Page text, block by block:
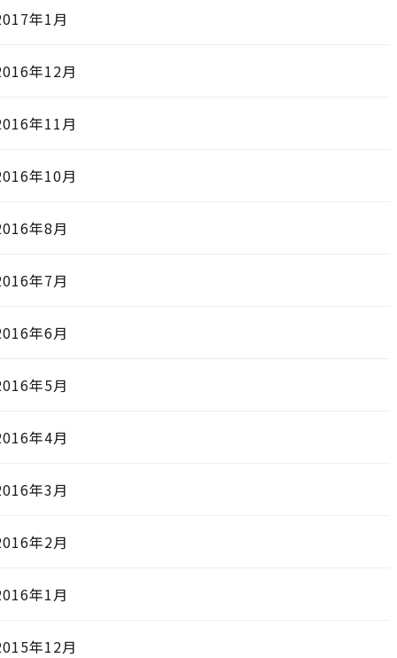
年1月
年12月
年11月
年10月
年8月
年7月
年6月
年5月
年4月
年3月
年2月
年1月
年12月